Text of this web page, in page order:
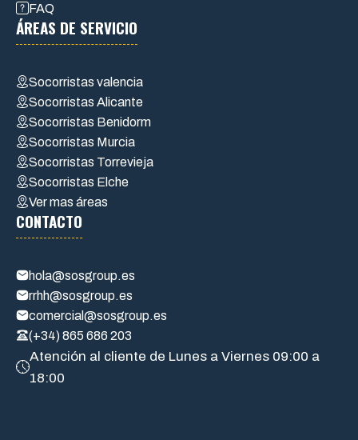
FAQ
ÁREAS DE SERVICIO
Socorristas valencia
Socorristas Alicante
Socorristas Benidorm
Socorristas Murcia
Socorristas Torrevieja
Socorristas Elche
Ver mas áreas
CONTACTO
hola@sosgroup.es
rrhh@sosgroup.es
comercial@sosgroup.es
(+34) 865 686 203
Atención al cliente de Lunes a Viernes 09:00 a
18:00